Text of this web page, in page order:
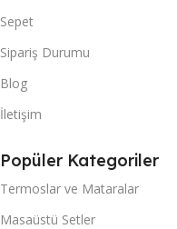
Sepet
Sipariş Durumu
Blog
İletişim
Popüler Kategoriler
Termoslar ve Mataralar
Masaüstü Setler